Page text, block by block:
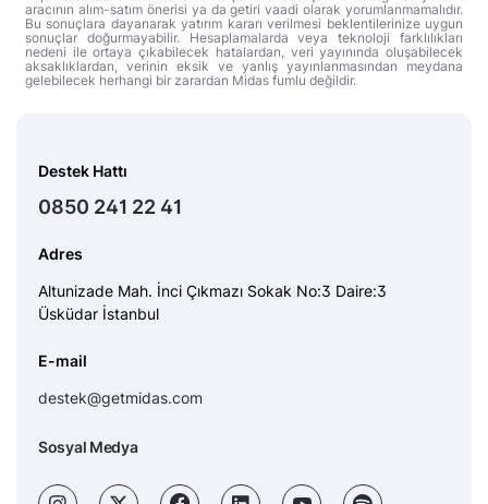
aracının alım-satım önerisi ya da getiri vaadi olarak yorumlanmamalıdır.
Bu sonuçlara dayanarak yatırım kararı verilmesi beklentilerinize uygun
sonuçlar doğurmayabilir. Hesaplamalarda veya teknoloji farklılıkları
nedeni ile ortaya çıkabilecek hatalardan, veri yayınında oluşabilecek
aksaklıklardan, verinin eksik ve yanlış yayınlanmasından meydana
gelebilecek herhangi bir zarardan Midas fumlu değildir.
Destek Hattı
0850 241 22 41
Adres
Altunizade Mah. İnci Çıkmazı Sokak No:3 Daire:3
Üsküdar İstanbul
E-mail
destek@getmidas.com
Sosyal Medya